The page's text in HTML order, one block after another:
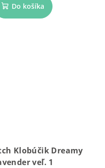
Do košíka
Klobúčik Dreamy
veľ. 1